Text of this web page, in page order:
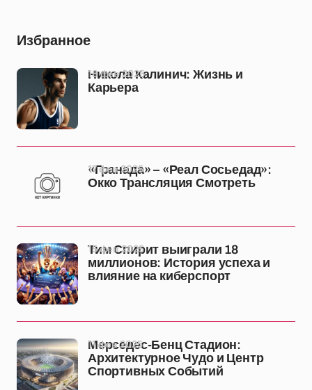
Избранное
Никола Калинич: Жизнь и
Карьера
18 фев 2025
«Гранада» – «Реал Сосьедад»:
Окко Трансляция Смотреть
17 фев 2025
Тим Спирит выиграли 18
миллионов: История успеха и
влияние на киберспорт
15 фев 2025
Мерседес-Бенц Стадион:
Архитектурное Чудо и Центр
Спортивных Событий
11 фев 2025